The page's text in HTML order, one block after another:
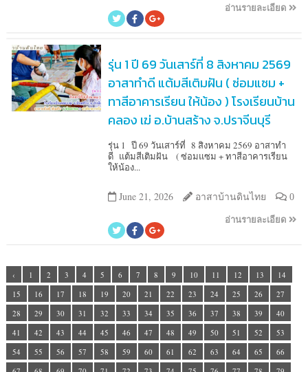
อ่านรายละเอียด
รุ่น 1 ปี 69 วันเสาร์ที่ 8 สิงหาคม 2569
อาสาทำดี แต้มสีเติมฝัน ( ซ่อมแซม +
ทาสีอาคารเรียน ให้น้อง ) โรงเรียนบ้าน
คลอง เฆ่ อ.บ้านสร้าง จ.ปราจีนบุรี
รุ่น 1 ปี 69 วันเสาร์ที่ 8 สิงหาคม 2569 อาสาทำ
ดี แต้มสีเติมฝัน ( ซ่อมแซม + ทาสีอาคารเรียน
ให้น้อง...
June 21, 2026 อาสาบ้านดินไทย 0
อ่านรายละเอียด
‹ 1 2 3 4 5 6 7 8 9 10 11 12 13
14
15
16 17 18 19 20 21 22 23 24 25 26
27
28
29 30 31 32 33 34 35 36 37 38 39
40
41
42 43 44 45 46 47 48 49 50 51 52
53
54
55 56 57 58 59 60 61 62 63 64 65
66